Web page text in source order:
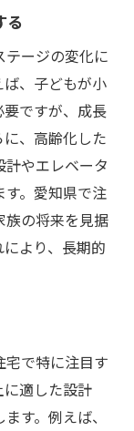
る
ージの変化に
、子どもが小
ですが、成長
、高齢化した
やエレベータ
。愛知県で注
族の将来を見据
より、長期的
で特に注目す
適した設計
す。例えば、